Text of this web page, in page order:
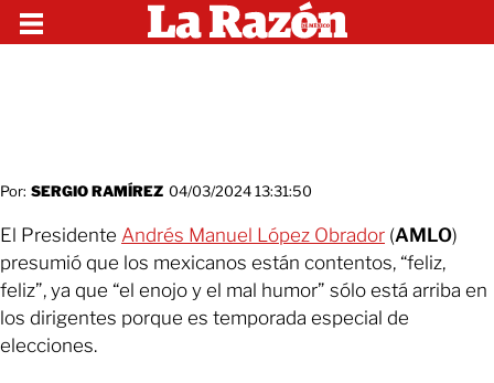
Por: SERGIO RAMÍREZ 04/03/2024 13:31:50
El Presidente Andrés Manuel López Obrador (AMLO)
presumió que los mexicanos están contentos, “feliz,
feliz”, ya que “el enojo y el mal humor” sólo está arriba en
los dirigentes porque es temporada especial de
elecciones.